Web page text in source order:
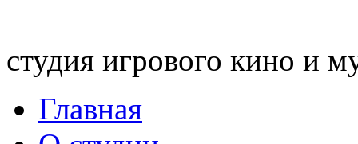
студия игрового кино и
Главная